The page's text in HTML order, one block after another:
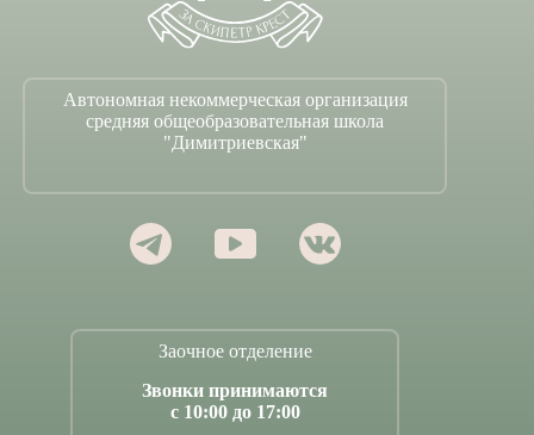
Автономная некоммерческая организация
средняя общеобразовательная школа
"Димитриевская"
Заочное отделение
Звонки принимаются
с 10:00 до 17:00